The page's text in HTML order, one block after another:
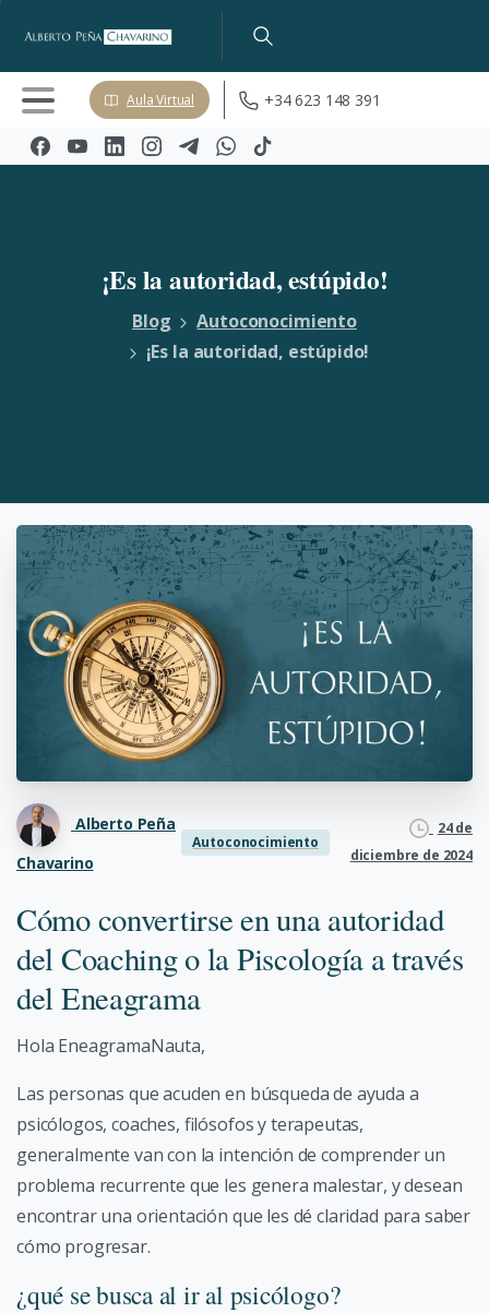
Aula Virtual +34 623 148 391
¡Eslaautoridad,estúpido!
Blog
Autoconocimiento
¡Es la autoridad, estúpido!
Alberto Peña
Chavarino
Autoconocimiento
24 de
diciembre de 2024
Cómo convertirse en una autoridad
del Coaching o la Piscología a través
del Eneagrama
Hola EneagramaNauta,
Las personas que acuden en búsqueda de ayuda a
psicólogos, coaches, filósofos y terapeutas,
generalmente van con la intención de comprender un
problema recurrente que les genera malestar, y desean
encontrar una orientación que les dé claridad para saber
cómo progresar.
¿qué se busca al ir al psicólogo?